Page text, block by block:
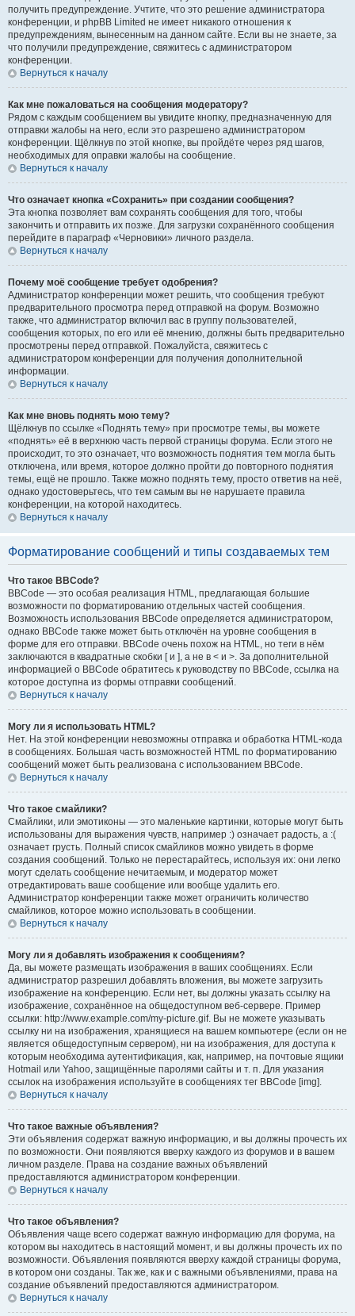
получить предупреждение. Учтите, что это решение администратора
конференции, и phpBB Limited не имеет никакого отношения к
предупреждениям, вынесенным на данном сайте. Если вы не знаете, за
что получили предупреждение, свяжитесь с администратором
конференции.
Вернуться к началу
Как мне пожаловаться на сообщения модератору?
Рядом с каждым сообщением вы увидите кнопку, предназначенную для
отправки жалобы на него, если это разрешено администратором
конференции. Щёлкнув по этой кнопке, вы пройдёте через ряд шагов,
необходимых для оправки жалобы на сообщение.
Вернуться к началу
Что означает кнопка «Сохранить» при создании сообщения?
Эта кнопка позволяет вам сохранять сообщения для того, чтобы
закончить и отправить их позже. Для загрузки сохранённого сообщения
перейдите в параграф «Черновики» личного раздела.
Вернуться к началу
Почему моё сообщение требует одобрения?
Администратор конференции может решить, что сообщения требуют
предварительного просмотра перед отправкой на форум. Возможно
также, что администратор включил вас в группу пользователей,
сообщения которых, по его или её мнению, должны быть предварительно
просмотрены перед отправкой. Пожалуйста, свяжитесь с
администратором конференции для получения дополнительной
информации.
Вернуться к началу
Как мне вновь поднять мою тему?
Щёлкнув по ссылке «Поднять тему» при просмотре темы, вы можете
«поднять» её в верхнюю часть первой страницы форума. Если этого не
происходит, то это означает, что возможность поднятия тем могла быть
отключена, или время, которое должно пройти до повторного поднятия
темы, ещё не прошло. Также можно поднять тему, просто ответив на неё,
однако удостоверьтесь, что тем самым вы не нарушаете правила
конференции, на которой находитесь.
Вернуться к началу
Форматирование сообщений и типы создаваемых тем
Что такое BBCode?
BBCode — это особая реализация HTML, предлагающая большие
возможности по форматированию отдельных частей сообщения.
Возможность использования BBCode определяется администратором,
однако BBCode также может быть отключён на уровне сообщения в
форме для его отправки. BBCode очень похож на HTML, но теги в нём
заключаются в квадратные скобки [ и ], а не в < и >. За дополнительной
информацией о BBCode обратитесь к руководству по BBCode, ссылка на
которое доступна из формы отправки сообщений.
Вернуться к началу
Могу ли я использовать HTML?
Нет. На этой конференции невозможны отправка и обработка HTML-кода
в сообщениях. Большая часть возможностей HTML по форматированию
сообщений может быть реализована с использованием BBCode.
Вернуться к началу
Что такое смайлики?
Смайлики, или эмотиконы — это маленькие картинки, которые могут быть
использованы для выражения чувств, например :) означает радость, а :(
означает грусть. Полный список смайликов можно увидеть в форме
создания сообщений. Только не перестарайтесь, используя их: они легко
могут сделать сообщение нечитаемым, и модератор может
отредактировать ваше сообщение или вообще удалить его.
Администратор конференции также может ограничить количество
смайликов, которое можно использовать в сообщении.
Вернуться к началу
Могу ли я добавлять изображения к сообщениям?
Да, вы можете размещать изображения в ваших сообщениях. Если
администратор разрешил добавлять вложения, вы можете загрузить
изображение на конференцию. Если нет, вы должны указать ссылку на
изображение, сохранённое на общедоступном веб-сервере. Пример
ссылки: http://www.example.com/my-picture.gif. Вы не можете указывать
ссылку ни на изображения, хранящиеся на вашем компьютере (если он не
является общедоступным сервером), ни на изображения, для доступа к
которым необходима аутентификация, как, например, на почтовые ящики
Hotmail или Yahoo, защищённые паролями сайты и т. п. Для указания
ссылок на изображения используйте в сообщениях тег BBCode [img].
Вернуться к началу
Что такое важные объявления?
Эти объявления содержат важную информацию, и вы должны прочесть их
по возможности. Они появляются вверху каждого из форумов и в вашем
личном разделе. Права на создание важных объявлений
предоставляются администратором конференции.
Вернуться к началу
Что такое объявления?
Объявления чаще всего содержат важную информацию для форума, на
котором вы находитесь в настоящий момент, и вы должны прочесть их по
возможности. Объявления появляются вверху каждой страницы форума,
в котором они созданы. Так же, как и с важными объявлениями, права на
создание объявлений предоставляются администратором.
Вернуться к началу